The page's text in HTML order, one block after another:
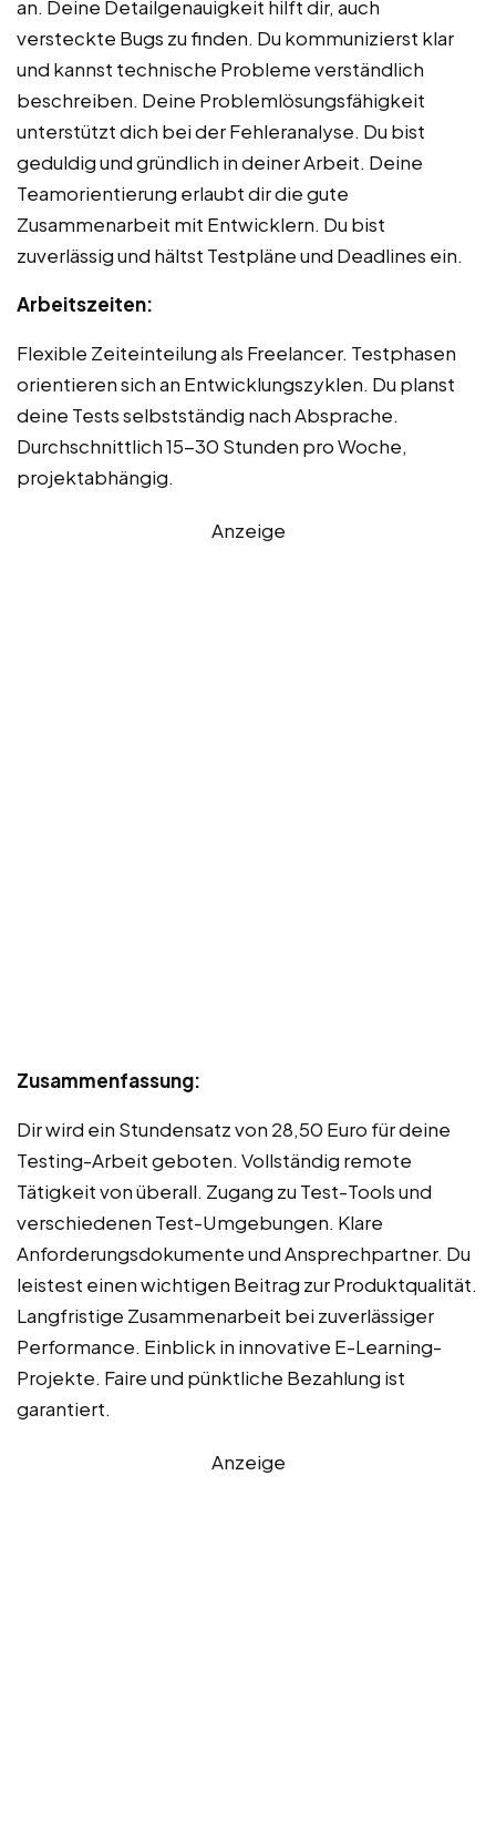
an. Deine Detailgenauigkeit hilft dir, auch
versteckte Bugs zu finden. Du kommunizierst klar
und kannst technische Probleme verständlich
beschreiben. Deine Problemlösungsfähigkeit
unterstützt dich bei der Fehleranalyse. Du bist
geduldig und gründlich in deiner Arbeit. Deine
Teamorientierung erlaubt dir die gute
Zusammenarbeit mit Entwicklern. Du bist
zuverlässig und hältst Testpläne und Deadlines ein.
Arbeitszeiten:
Flexible Zeiteinteilung als Freelancer. Testphasen
orientieren sich an Entwicklungszyklen. Du planst
deine Tests selbstständig nach Absprache.
Durchschnittlich 15-30 Stunden pro Woche,
projektabhängig.
Anzeige
Zusammenfassung:
Dir wird ein Stundensatz von 28,50 Euro für deine
Testing-Arbeit geboten. Vollständig remote
Tätigkeit von überall. Zugang zu Test-Tools und
verschiedenen Test-Umgebungen. Klare
Anforderungsdokumente und Ansprechpartner. Du
leistest einen wichtigen Beitrag zur Produktqualität.
Langfristige Zusammenarbeit bei zuverlässiger
Performance. Einblick in innovative E-Learning-
Projekte. Faire und pünktliche Bezahlung ist
garantiert.
Anzeige